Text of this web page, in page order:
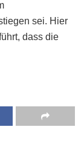
sei. Hier
dass die